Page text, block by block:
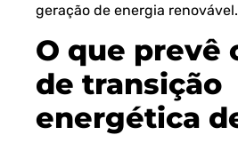
geração de energia renovável.
O que prevê
de transição
energética